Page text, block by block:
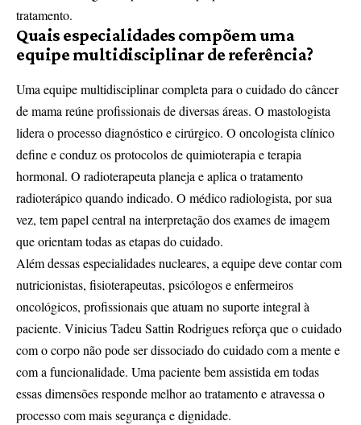
tratamento.
Quais especialidades compõem uma
equipe multidisciplinar de referência?
Uma equipe multidisciplinar completa para o cuidado do câncer
de mama reúne profissionais de diversas áreas. O mastologista
lidera o processo diagnóstico e cirúrgico. O oncologista clínico
define e conduz os protocolos de quimioterapia e terapia
hormonal. O radioterapeuta planeja e aplica o tratamento
radioterápico quando indicado. O médico radiologista, por sua
vez, tem papel central na interpretação dos exames de imagem
que orientam todas as etapas do cuidado.
Além dessas especialidades nucleares, a equipe deve contar com
nutricionistas, fisioterapeutas, psicólogos e enfermeiros
oncológicos, profissionais que atuam no suporte integral à
paciente. Vinicius Tadeu Sattin Rodrigues reforça que o cuidado
com o corpo não pode ser dissociado do cuidado com a mente e
com a funcionalidade. Uma paciente bem assistida em todas
essas dimensões responde melhor ao tratamento e atravessa o
processo com mais segurança e dignidade.